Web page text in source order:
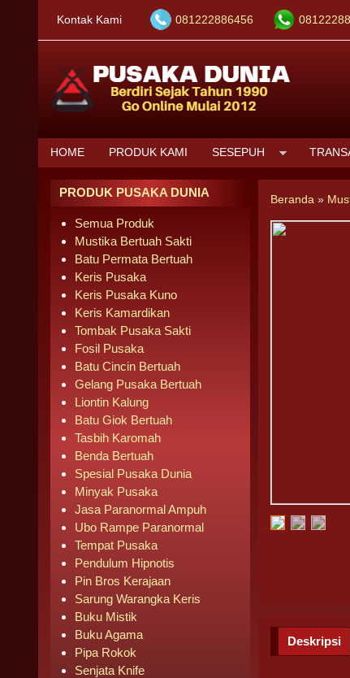
Kontak Kami 081222886456
HOME PRODUK KAMI SESEPUH
Beranda »
Deskripsi
PRODUK PUSAKA DUNIA
Semua Produk
Mustika Bertuah Sakti
Batu Permata Bertuah
Keris Pusaka
Keris Pusaka Kuno
Keris Kamardikan
Tombak Pusaka Sakti
Fosil Pusaka
Batu Cincin Bertuah
Gelang Pusaka Bertuah
Liontin Kalung
Batu Giok Bertuah
Tasbih Karomah
Benda Bertuah
Spesial Pusaka Dunia
Minyak Pusaka
Jasa Paranormal Ampuh
Ubo Rampe Paranormal
Tempat Pusaka
Pendulum Hipnotis
Pin Bros Kerajaan
Sarung Warangka Keris
Buku Mistik
Buku Agama
Pipa Rokok
Senjata Knife